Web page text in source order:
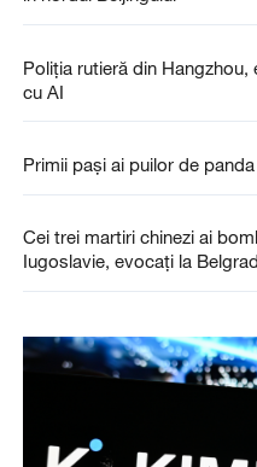
Poliția rutieră din
cu AI
Primii pași ai puilor de
Cei trei martiri chinezi ai
Iugoslavie, evocați la Belgrad